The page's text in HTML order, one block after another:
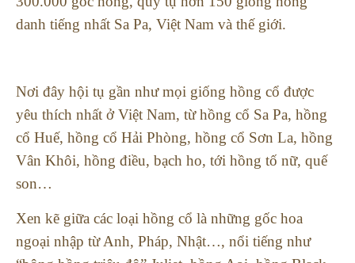
danh tiếng nhất Sa Pa, Việt Nam và thế giới.
Nơi đây hội tụ gần như mọi giống hồng cổ được
yêu thích nhất ở Việt Nam, từ hồng cổ Sa Pa, hồng
cổ Huế, hồng cổ Hải Phòng, hồng cổ Sơn La, hồng
Vân Khôi, hồng điều, bạch ho, tới hồng tố nữ, quế
son…
Xen kẽ giữa các loại hồng cổ là những gốc hoa
ngoại nhập từ Anh, Pháp, Nhật…, nổi tiếng như